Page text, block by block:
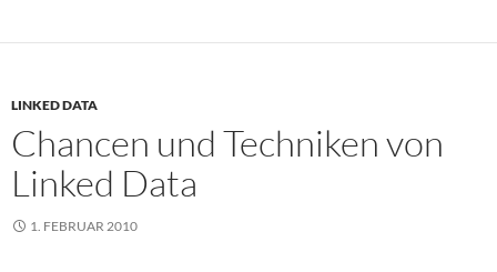
LINKED DATA
Chancen und Techniken von
Linked Data
1. FEBRUAR 2010